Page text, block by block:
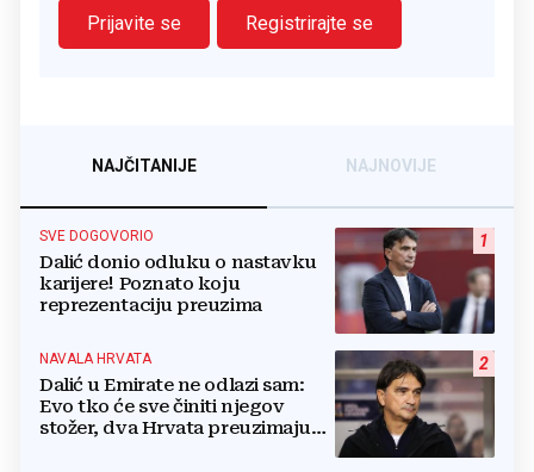
Prijavite se
Registrirajte se
NAJČITANIJE NAJNOVIJE
1
SVE DOGOVORIO
Dalić donio odluku o nastavku
karijere! Poznato koju
reprezentaciju preuzima
2
NAVALA HRVATA
Dalić u Emirate ne odlazi sam:
Evo tko će sve činiti njegov
stožer, dva Hrvata preuzimaju